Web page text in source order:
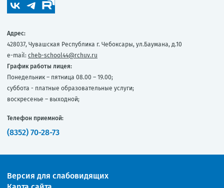
Адрес:
428037, Чувашская Республика г. Чебоксары, ул.Баумана, д.10
e-mail: cheb-school44@rchuv.ru
График работы лицея:
Понедельник – пятница 08.00 – 19.00;
суббота - платные образовательные услуги;
воскресенье – выходной;
Телефон приемной:
(8352) 70-28-73
Версия для слабовидящих